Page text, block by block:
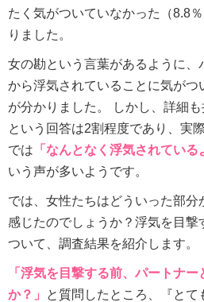
たく気がついていなかった（8.8
りました。
女の勘という言葉があるように、
から浮気されていることに気がつ
が分かりました。 しかし、詳細
という回答は2割程度であり、実
では 「なんとなく浮気されている
いう声が多いようです。
では、女性たちはどういった部分
感じたのでしょうか？浮気を目撃
ついて、調査結果を紹介します。
「浮気を目撃する前、パートナ
か？」
と質問したところ、『とて